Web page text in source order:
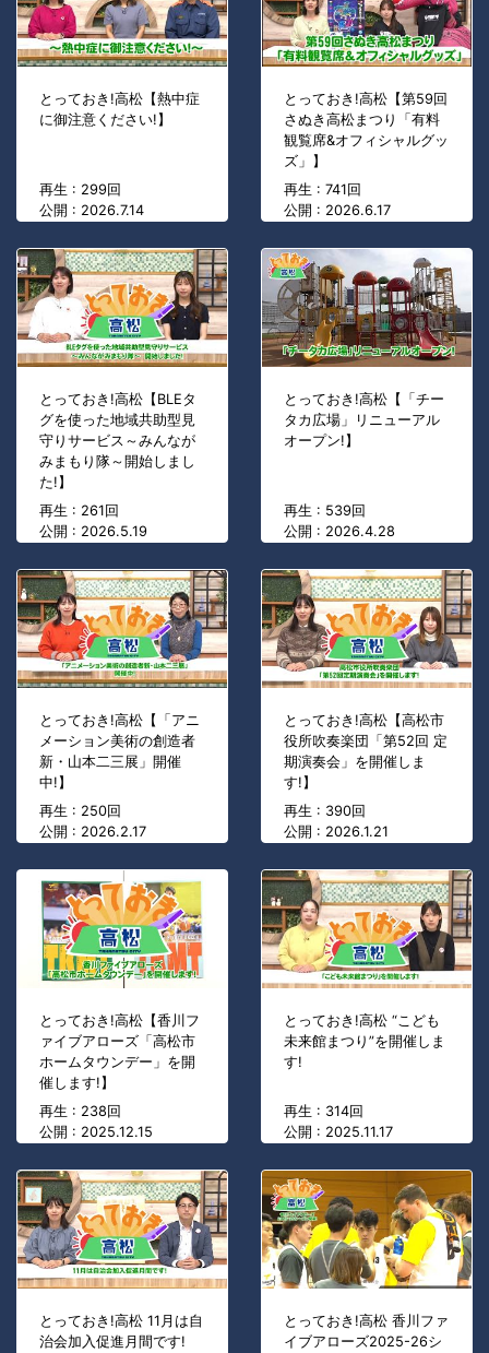
とっておき!高松【熱中症
に御注意ください!】
再生 : 299回
公開 : 2026.7.14
とっておき!高松【第59回
さぬき高松まつり「有料
観覧席&オフィシャルグッ
ズ」】
再生 : 741回
公開 : 2026.6.17
とっておき!高松【BLEタ
グを使った地域共助型見
守りサービス～みんなが
みまもり隊～開始しまし
た!】
再生 : 261回
公開 : 2026.5.19
とっておき!高松【「チー
タカ広場」リニューアル
オープン!】
再生 : 539回
公開 : 2026.4.28
とっておき!高松【「アニ
メーション美術の創造者
新・山本二三展」開催
中!】
再生 : 250回
公開 : 2026.2.17
とっておき!高松【高松市
役所吹奏楽団「第52回 定
期演奏会」を開催しま
す!】
再生 : 390回
公開 : 2026.1.21
とっておき!高松【香川フ
ァイブアローズ「高松市
ホームタウンデー」を開
催します!】
再生 : 238回
公開 : 2025.12.15
とっておき!高松 “こども
未来館まつり”を開催しま
す!
再生 : 314回
公開 : 2025.11.17
とっておき!高松 11月は自
治会加入促進月間です!
とっておき!高松 香川ファ
イブアローズ2025-26シ